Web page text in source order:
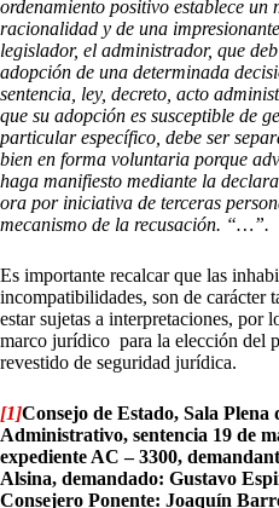
ordenamiento positivo establece un
racionalidad y de una
legislador, el administrador, que
adopción de una determinada
sentencia, ley, decreto, acto
que su adopción es susceptible de
particular específico, debe ser
bien en forma voluntaria porque
haga manifiesto mediante la
ora por iniciativa de terceras
mecanismo de la recusación. “…”.
Es importante recalcar que las
incompatibilidades, son de carácter
estar sujetas a interpretaciones, por
marco jurídico para la elección del
revestido de seguridad jurídica.
[1]Consejo de Estado, Sala Plena
Administrativo, sentencia 19 de
expediente AC – 3300,
Alsina, demandado: Gustavo
Consejero Ponente: Joaquín